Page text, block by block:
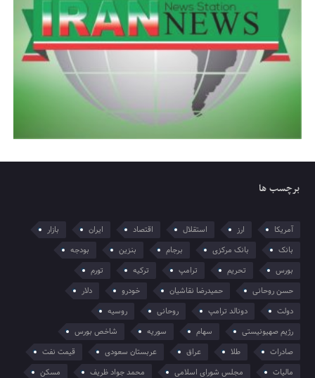
برچسب ها
آمریکا ارز استقلال اقتصاد ایران
بازار
بانک
بانک مرکزی برجام بنزین
بودجه
بورس
تحریم ترامپ ترکیه
تورم
حسن روحانی
حمیدرضا نقاشیان خودرو
دلار
دولت
دونالد ترامپ روحانی
روسیه
رژیم صهیونیستی
سهام سوریه
شاخص بورس
صادرات
طلا عراق عربستان سعودی
قیمت نفت
مالیات
مجلس شورای اسلامی محمد جواد ظریف مسکن